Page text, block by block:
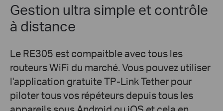
Gestion ultra simple et contrôle
à distance
Le RE305 est compaitble avec tous les
routeurs WiFi du marché. Vous pouvez utiliser
l'application gratuite TP-Link Tether pour
piloter tous vos répéteurs depuis tous les